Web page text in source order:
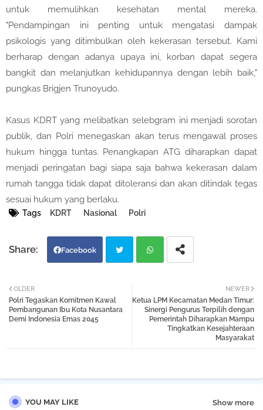
untuk memulihkan kesehatan mental mereka.
"Pendampingan ini penting untuk mengatasi dampak
psikologis yang ditimbulkan oleh kekerasan tersebut. Kami
berharap dengan adanya upaya ini, korban dapat segera
bangkit dan melanjutkan kehidupannya dengan lebih baik,"
pungkas Brigjen Trunoyudo.
Kasus KDRT yang melibatkan selebgram ini menjadi sorotan
publik, dan Polri menegaskan akan terus mengawal proses
hukum hingga tuntas. Penangkapan ATG diharapkan dapat
menjadi peringatan bagi siapa saja bahwa kekerasan dalam
rumah tangga tidak dapat ditoleransi dan akan ditindak tegas
sesuai hukum yang berlaku.
Tags KDRT Nasional Polri
Facebook
tter atsa
NEWER
Ketua LPM Kecamatan Medan Timur:
Sinergi Pengurus Terpilih dengan
Pemerintah Diharapkan Mampu
Tingkatkan Kesejahteraan
Masyarakat
OLDER
Polri Tegaskan Komitmen Kawal
Pembangunan Ibu Kota Nusantara
Demi Indonesia Emas 2045
YOU MAY LIKE Show more